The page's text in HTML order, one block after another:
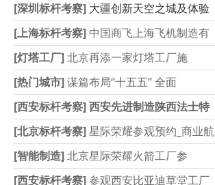
[深圳标杆考察] 大疆创新天空之城及体验
[上海标杆考察] 中国商飞上海飞机制造有
[灯塔工厂]北京再添一家灯塔工厂施
[热门城市]谋篇布局“十五五” 全面
[西安标杆考察]西安先进制造陕西法士特
[北京标杆考察]星际荣耀参观预约_商业航
[智能制造]北京星际荣耀火箭工厂参
[西安标杆考察]参观西安比亚迪草堂工厂